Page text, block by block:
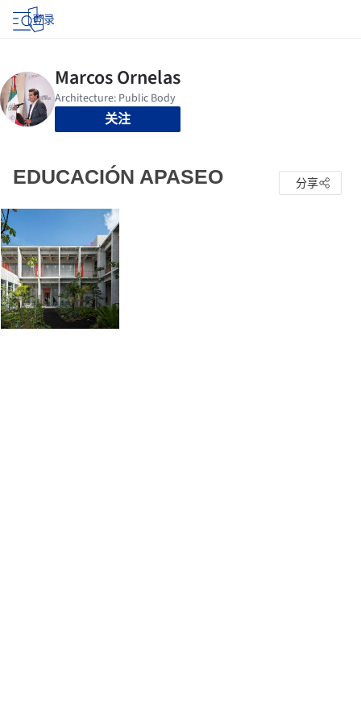
登录
关注
EDUCACIÓN APASEO 分享